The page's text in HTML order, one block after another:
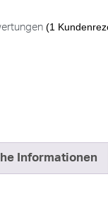
(1
Informationen